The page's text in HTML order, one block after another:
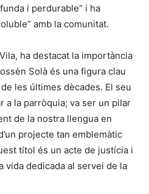
i perdurable” i ha
amb la comunitat.
ha destacat la importància
Solà és una figura clau
les últimes dècades. El seu
a la parròquia; va ser un pilar
de la nostra llengua en
projecte tan emblemàtic
títol és un acte de justícia i
vida dedicada al servei de la